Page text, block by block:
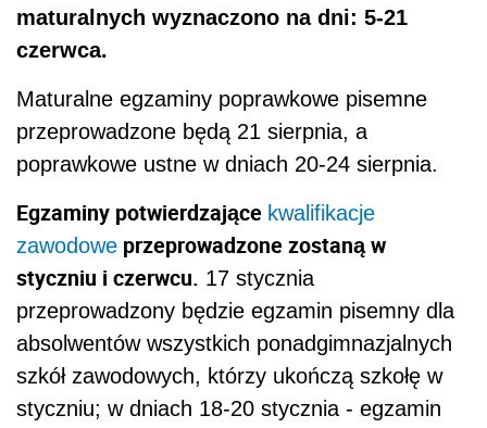
maturalnych wyznaczono na dni: 5-21
czerwca.
Maturalne egzaminy poprawkowe pisemne
przeprowadzone będą 21 sierpnia, a
poprawkowe ustne w dniach 20-24 sierpnia.
Egzaminy potwierdzające kwalifikacje
zawodowe przeprowadzone zostaną w
styczniu i czerwcu. 17 stycznia
przeprowadzony będzie egzamin pisemny dla
absolwentów wszystkich ponadgimnazjalnych
szkół zawodowych, którzy ukończą szkołę w
styczniu; w dniach 18-20 stycznia - egzamin